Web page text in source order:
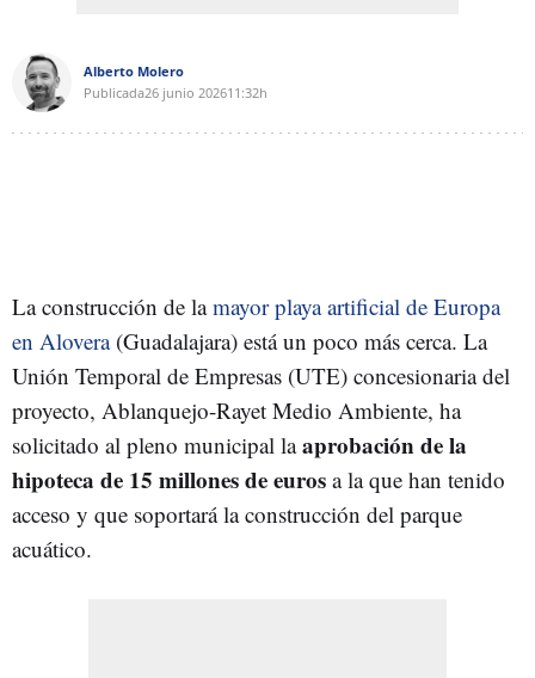
Alberto Molero
Publicada26 junio 202611:32h
La construcción de lamayor playa artificial de Europa
en Alovera(Guadalajara) está un poco más cerca. La
Unión Temporal de Empresas (UTE) concesionaria del
proyecto, Ablanquejo-Rayet Medio Ambiente, ha
solicitado al pleno municipal laaprobación de la
hipoteca de 15 millones de euros a la que han tenido
acceso y que soportará la construcción del parque
acuático.